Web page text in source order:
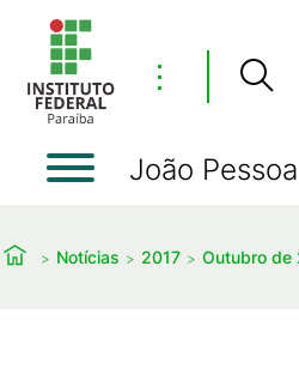
⋮
João Pessoa
Notícias 2017 Outubro de